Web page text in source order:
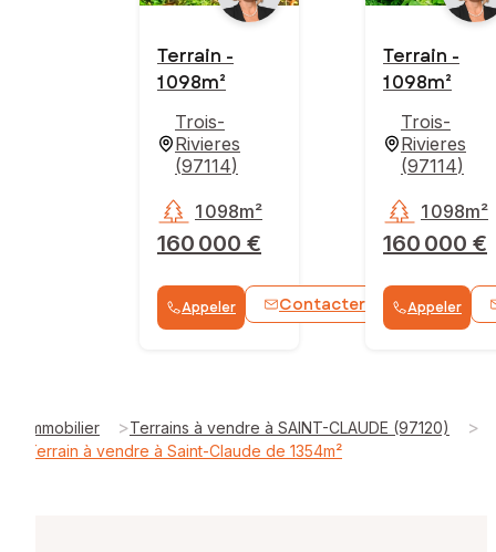
Terrain -
1 098m²
Trois-
Rivieres
(97114)
160 000 €
1 098m²
Appeler Contacter WhatsApp
Terrain -
1 098m²
Trois-
Rivieres
(97114)
160 000 €
1 098m²
Appeler
Immobilier >Terrains à vendre à SAINT-CLAUDE (97120) >
Terrain à vendre à Saint-Claude de 1354m²